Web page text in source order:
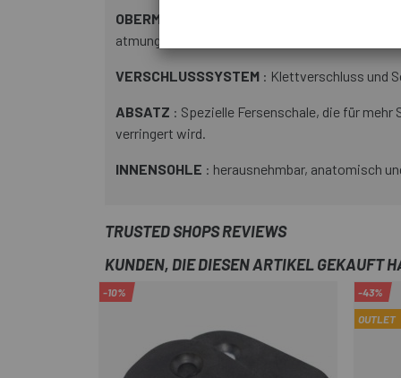
OBERMATERIAL
atmungsaktiv und bieten hervorragenden
VERSCHLUSSSYSTEM : Klettverschluss und
ABSATZ : Spezielle Fersenschale, die für
verringert wird.
INNENSOHLE : herausnehmbar, anatomisch
TRUSTED SHOPS REVIEWS
KUNDEN, DIE DIESEN ARTIKEL GEKAUFT
-10% -43%
OUTLET